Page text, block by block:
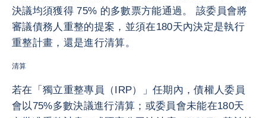
決議均須獲得 75% 的多數票方能通過。 該委員會將
審議債務人重整的提案，並須在180天內決定是執行
重整計畫，還是進行清算。
清算
若在「獨立重整專員（IRP）」任期內，債權人委員
會以75%多數決議進行清算；或委員會未能在180天